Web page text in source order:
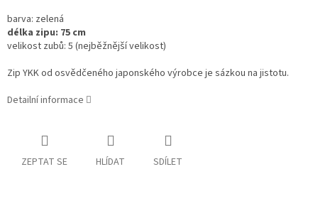
barva: zelená
délka zipu: 75 cm
velikost zubů: 5 (nejběžnější velikost)
Zip YKK od osvědčeného japonského výrobce je sázkou na jistotu.
Detailní informace
ZEPTAT SE HLÍDAT SDÍLET